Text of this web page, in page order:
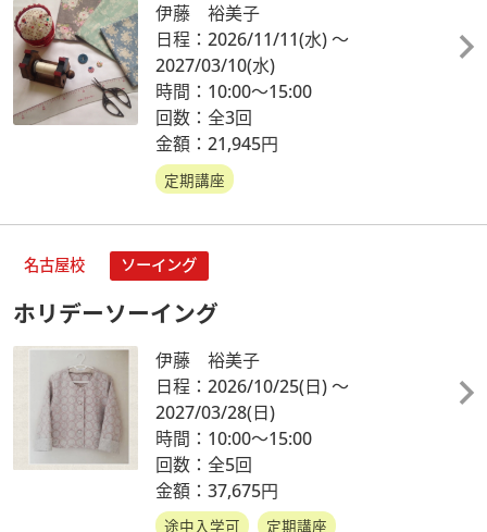
伊藤 裕美子
日程：2026/11/11(水)～
2027/03/10(水)
時間：10:00～15:00
回数：全3回
金額：21,945円
定期講座
名古屋校 ソーイング
ホリデーソーイング
伊藤 裕美子
日程：2026/10/25(日)～
2027/03/28(日)
時間：10:00～15:00
回数：全5回
金額：37,675円
途中入学可 定期講座